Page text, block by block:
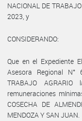
NACIONAL DE
2023, y
CONSIDERANDO:
Que en el Expediente
Asesora Regional N°
TRABAJO
remuneraciones
COSECHA DE
MENDOZA Y SAN JUAN.